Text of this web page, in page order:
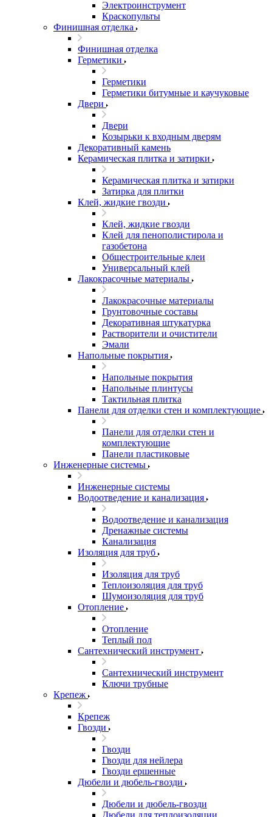
Электроинструмент
Краскопульты
Финишная отделка
Финишная отделка
Герметики
Герметики
Герметики битумные и каучуковые
Двери
Двери
Козырьки к входным дверям
Декоративный камень
Керамическая плитка и затирки
Керамическая плитка и затирки
Затирка для плитки
Клей, жидкие гвозди
Клей, жидкие гвозди
Клей для пенополистирола и
газобетона
Общестроительные клеи
Универсальный клей
Лакокрасочные материалы
Лакокрасочные материалы
Грунтовочные составы
Декоративная штукатурка
Растворители и очистители
Эмали
Напольные покрытия
Напольные покрытия
Напольные плинтусы
Тактильная плитка
Панели для отделки стен и комплектующие
Панели для отделки стен и
комплектующие
Панели пластиковые
Инженерные системы
Инженерные системы
Водоотведение и канализация
Водоотведение и канализация
Дренажные системы
Канализация
Изоляция для труб
Изоляция для труб
Теплоизоляция для труб
Шумоизоляция для труб
Отопление
Отопление
Теплый пол
Сантехнический инструмент
Сантехнический инструмент
Ключи трубные
Крепеж
Крепеж
Гвозди
Гвозди
Гвозди для нейлера
Гвозди ершенные
Дюбели и дюбель-гвозди
Дюбели и дюбель-гвозди
Дюбели для теплоизоляции